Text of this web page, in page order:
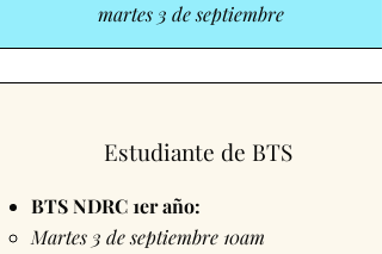
martes 3 de septiembre
Estudiante de BTS
BTS NDRC 1er año:
Martes 3 de septiembre 10am